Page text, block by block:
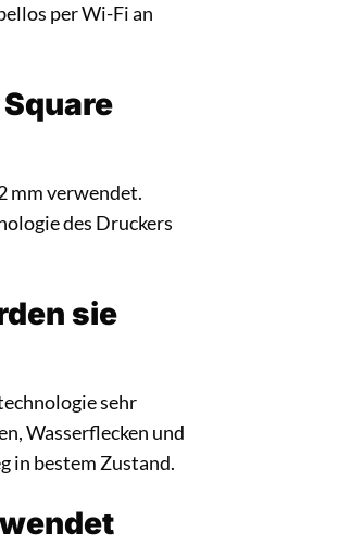
per Wi-Fi an
mm verwendet.
des Druckers
sie
sehr
Wasserflecken und
in bestem Zustand.